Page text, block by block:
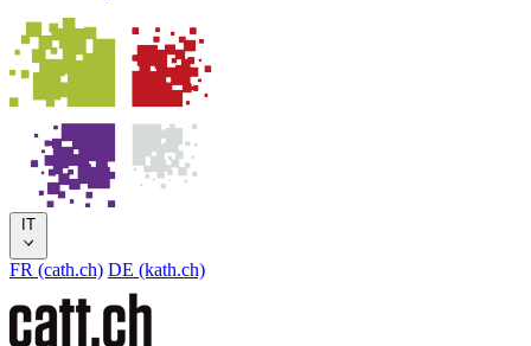
IT
FR (cath.ch) DE (kath.ch)